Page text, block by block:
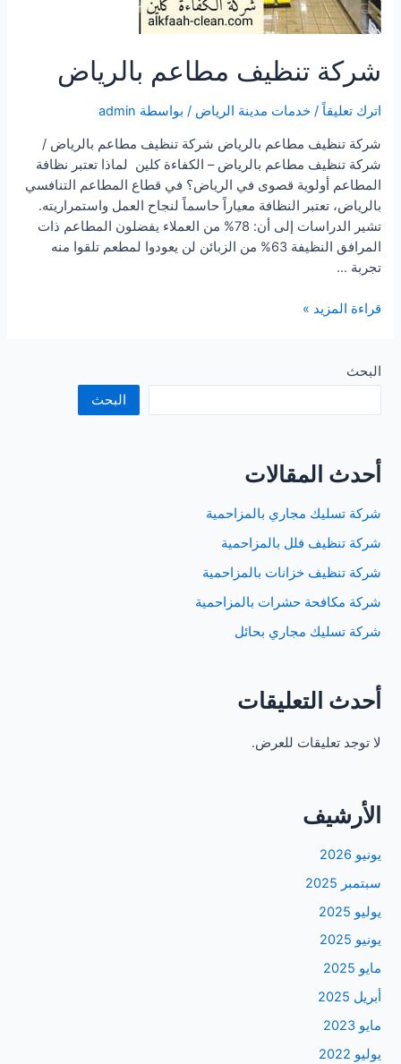
شركة تنظيف مطاعم بالرياض
اترك تعليقاً /خدمات مدينة الرياض / بواسطة admin
شركة تنظيف مطاعم بالرياض شركة تنظيف مطاعم بالرياض /
شركة تنظيف مطاعم بالرياض – الكفاءة كلين لماذا تعتبر نظافة
المطاعم أولوية قصوى في الرياض؟ في قطاع المطاعم التنافسي
بالرياض، تعتبر النظافة معياراً حاسماً لنجاح العمل واستمراريته.
تشير الدراسات إلى أن: 78% من العملاء يفضلون المطاعم ذات
المرافق النظيفة 63% من الزبائن لن يعودوا لمطعم تلقوا منه
تجربة …
شركة
بالرياض
قراءة المزيد »
البحث
البحث
أحدث المقالات
شركة تسليك مجاري بالمزاحمية
شركة تنظيف فلل بالمزاحمية
شركة تنظيف خزانات بالمزاحمية
شركة مكافحة حشرات بالمزاحمية
شركة تسليك مجاري بحائل
أحدث التعليقات
لا توجد تعليقات للعرض.
الأرشيف
يونيو 2026
سبتمبر 2025
يوليو 2025
يونيو 2025
مايو 2025
أبريل 2025
مايو 2023
يوليو 2022